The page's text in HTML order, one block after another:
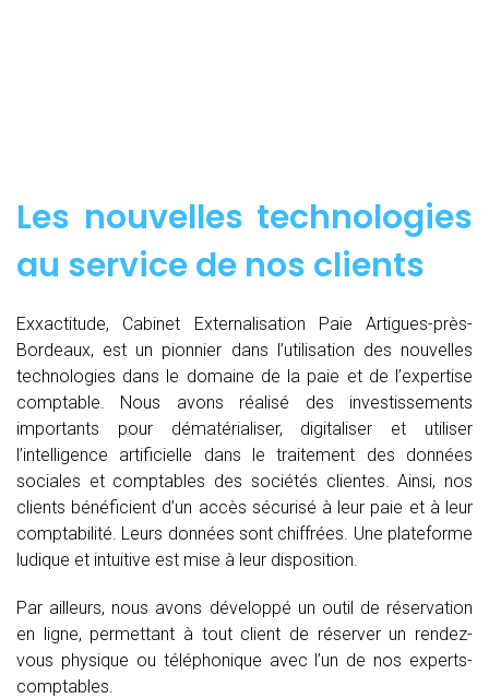
Les nouvelles technologies
au service de nos clients
Exxactitude, Cabinet Externalisation Paie Artigues-près-
Bordeaux, est un pionnier dans l’utilisation des nouvelles
technologies dans le domaine de la paie et de l’expertise
comptable. Nous avons réalisé des investissements
importants pour dématérialiser, digitaliser et utiliser
l’intelligence artificielle dans le traitement des données
sociales et comptables des sociétés clientes. Ainsi, nos
clients bénéficient d’un accès sécurisé à leur paie et à leur
comptabilité. Leurs données sont chiffrées. Une plateforme
ludique et intuitive est mise à leur disposition.
Par ailleurs, nous avons développé un outil de réservation
en ligne, permettant à tout client de réserver un rendez-
vous physique ou téléphonique avec l’un de nos experts-
comptables.